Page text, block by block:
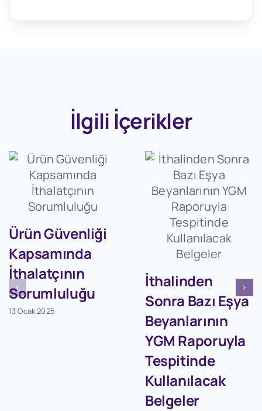
İlgili İçerikler
Ürün Güvenliği
Kapsamında
İthalatçının
Sorumluluğu
13 Ocak 2025
İthalinden
Sonra Bazı Eşya
Beyanlarının
YGM Raporuyla
Tespitinde
Kullanılacak
Belgeler